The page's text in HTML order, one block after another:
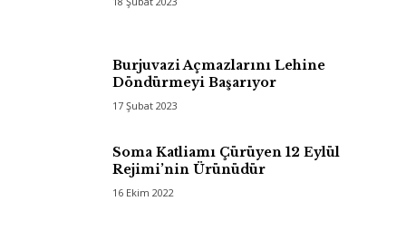
Burjuvazi Açmazlarını Lehine
Döndürmeyi Başarıyor
17 Şubat 2023
Soma Katliamı Çürüyen 12 Eylül
Rejimi’nin Ürünüdür
16 Ekim 2022